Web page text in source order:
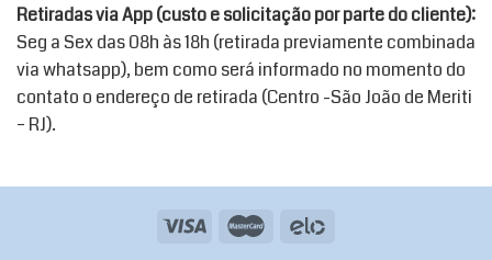
Retiradas via App (custo e solicitação por parte do cliente):
Seg a Sex das 08h às 18h (retirada previamente combinada
via whatsapp), bem como será informado no momento do
contato o endereço de retirada (Centro -São João de Meriti
– RJ).